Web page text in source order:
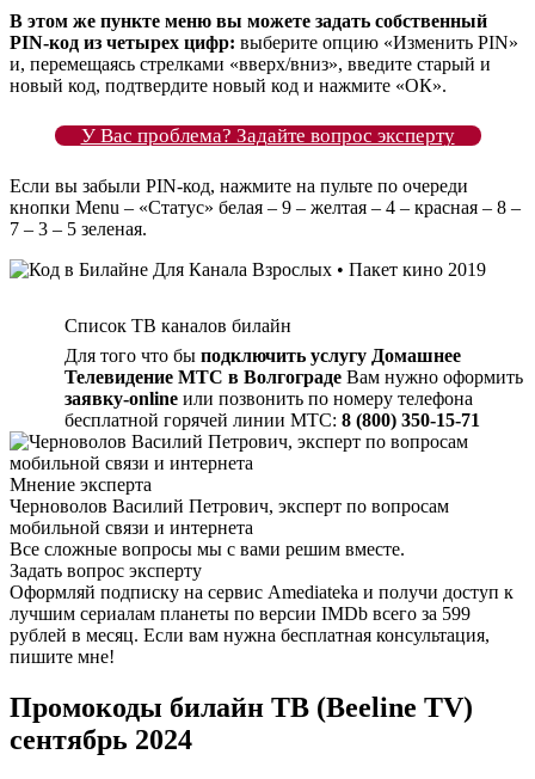
В этом же пункте меню вы можете задать собственный
PIN-код из четырех цифр: выберите опцию «Изменить PIN»
и, перемещаясь стрелками «вверх/вниз», введите старый и
новый код, подтвердите новый код и нажмите «ОК».
У Вас проблема? Задайте вопрос эксперту
Если вы забыли PIN-код, нажмите на пульте по очереди
кнопки Menu – «Статус» белая – 9 – желтая – 4 – красная – 8 –
7 – 3 – 5 зеленая.
Список ТВ каналов билайн
Для того что бы подключить услугу Домашнее
Телевидение МТС в Волгограде Вам нужно оформить
заявку-online или позвонить по номеру телефона
бесплатной горячей линии МТС: 8 (800) 350-15-71
Мнение эксперта
Черноволов Василий Петрович, эксперт по вопросам
мобильной связи и интернета
Все сложные вопросы мы с вами решим вместе.
Задать вопрос эксперту
Оформляй подписку на сервис Amediateka и получи доступ к
лучшим сериалам планеты по версии IMDb всего за 599
рублей в месяц. Если вам нужна бесплатная консультация,
пишите мне!
Промокоды билайн ТВ (Beeline TV)
сентябрь 2024